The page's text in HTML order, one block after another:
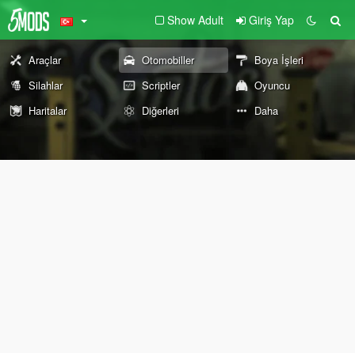
Show Adult Giriş Yap
Araçlar Otomobiller
Boya İşleri
Silahlar
Scriptler
Oyuncu
Haritalar
Diğerleri Daha